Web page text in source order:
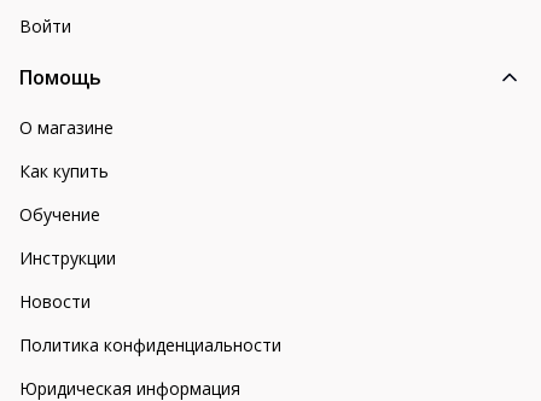
Войти
Помощь
О магазине
Как купить
Обучение
Инструкции
Новости
Политика конфиденциальности
Юридическая информация